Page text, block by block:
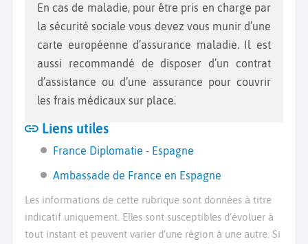
En cas de maladie, pour être pris en charge par
la sécurité sociale vous devez vous munir d’une
carte européenne d’assurance maladie. Il est
aussi recommandé de disposer d’un contrat
d’assistance ou d’une assurance pour couvrir
les frais médicaux sur place.
Liens utiles
France Diplomatie - Espagne
Ambassade de France en Espagne
Les informations de cette rubrique sont données à titre
indicatif uniquement. Elles sont susceptibles d’évoluer à
tout instant et peuvent varier d’une région à une autre. Si